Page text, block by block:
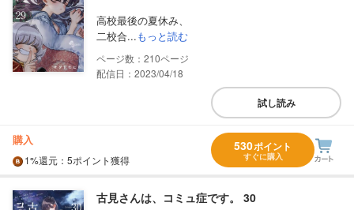
高校最後の夏休み、
二校合...もっと読む
210
配信日：2023/04/18
試し読み
購入
1%還元 ：5ポイント獲得
530ポイント
すぐに購入
古見さんは、コミュ症です。 30